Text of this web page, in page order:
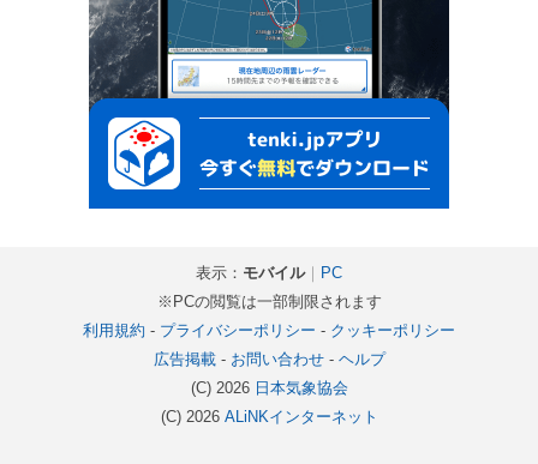
表示： モバイル｜ PC
※PCの閲覧は一部制限されます
利用規約 - プライバシーポリシー - クッキーポリシー
広告掲載- お問い合わせ- ヘルプ
(C) 2026 日本気象協会
(C) 2026 ALiNKインターネット